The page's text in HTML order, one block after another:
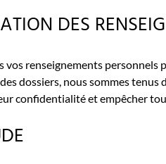
DES
vos renseignements
dossiers, nous sommes
confidentialité et empêcher